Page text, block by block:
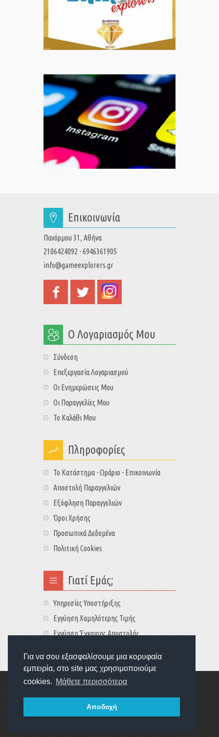
Για να σου εξασφαλίσουμε μια κορυφαία
εμπειρία, στο site μας χρησιμοποιούμε
cookies. Μάθετε περισσότερα
Αποδοχή
Επικοινωνία
Πανόρμου 31, Αθήνα
2106424092 - 6946361905
info@gameexplorers.gr
Ο Λογαριασμός Μου
Σύνδεση
Επεξεργασία Λογαριασμού
Οι Ενημερώσεις Μου
Οι Παραγγελίες Μου
Το Καλάθι Μου
Πληροφορίες
Το Κατάστημα - Ωράριο - Επικοινωνία
Αποστολή Παραγγελιών
Εξόφληση Παραγγελιών
Όροι Χρήσης
Προσωπικά Δεδομένα
Πολιτική Cookies
Γιατί Εμάς;
Υπηρεσίες Υποστήριξης
Εγγύηση Χαμηλότερης Τιμής
Εγγύηση Έγκαιρης Αποστολής
Copyright © 2022GameExplorers
Οι τιμές περιλαμβάνουν ΦΠΑ 24%